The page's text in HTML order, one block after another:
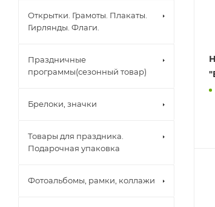
Открытки. Грамоты. Плакаты.
Гирлянды. Флаги.
Праздничные
программы(сезонный товар)
Брелоки, значки
Товары для праздника.
Подарочная упаковка
Фотоальбомы, рамки, коллажи